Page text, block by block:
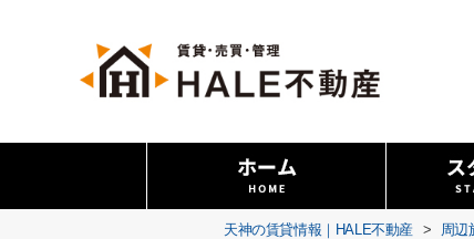
天神の賃貸情報｜HALE不動産 > 周辺